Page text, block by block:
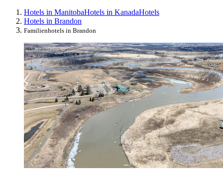
Hotels in ManitobaHotels in KanadaHotels
Hotels in Brandon
Familienhotels in Brandon